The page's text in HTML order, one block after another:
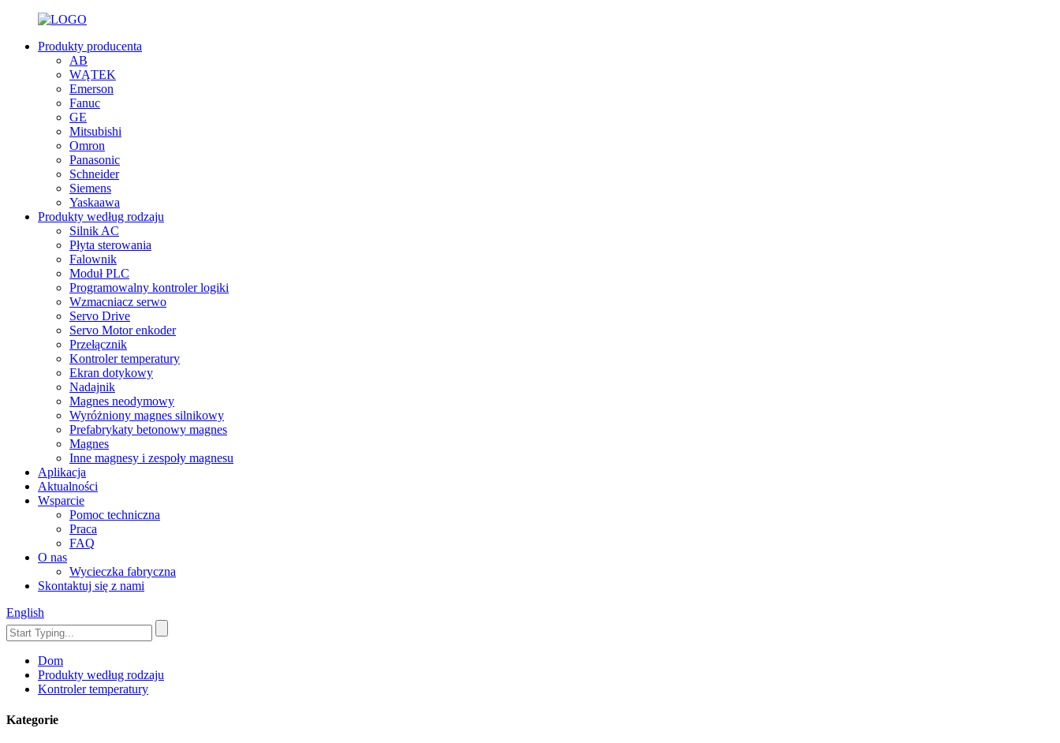
Produkty producenta
AB
WĄTEK
Emerson
Fanuc
GE
Mitsubishi
Omron
Panasonic
Schneider
Siemens
Yaskaawa
Produkty według rodzaju
Silnik AC
Płyta sterowania
Falownik
Moduł PLC
Programowalny kontroler logiki
Wzmacniacz serwo
Servo Drive
Servo Motor enkoder
Przełącznik
Kontroler temperatury
Ekran dotykowy
Nadajnik
Magnes neodymowy
Wyróżniony magnes silnikowy
Prefabrykaty betonowy magnes
Magnes
Inne magnesy i zespoły magnesu
Aplikacja
Aktualności
Wsparcie
Pomoc techniczna
Praca
FAQ
O nas
Wycieczka fabryczna
Skontaktuj się z nami
English
Dom
Produkty według rodzaju
Kontroler temperatury
Kategorie